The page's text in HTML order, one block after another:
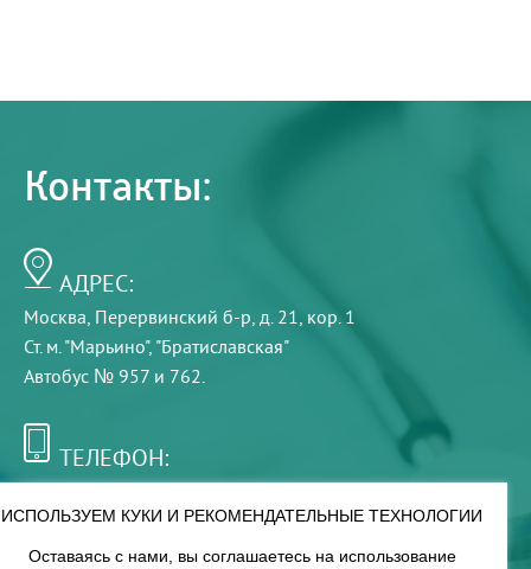
Контакты:
АДРЕС:
Москва, Перервинский б-р, д. 21, кор. 1
Ст. м. "Марьино", "Братиславская"
Автобус № 957 и 762.
ТЕЛЕФОН:
ИСПОЛЬЗУЕМ КУКИ И РЕКОМЕНДАТЕЛЬНЫЕ ТЕХНОЛОГИИ
Оставаясь с нами, вы соглашаетесь на использование